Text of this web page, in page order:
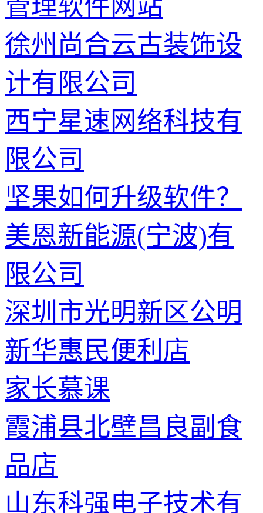
管理软件网站
徐州尚合云古装饰设
计有限公司
西宁星速网络科技有
限公司
坚果如何升级软件？
美恩新能源(宁波)有
限公司
深圳市光明新区公明
新华惠民便利店
家长慕课
霞浦县北壁昌良副食
品店
山东科强电子技术有